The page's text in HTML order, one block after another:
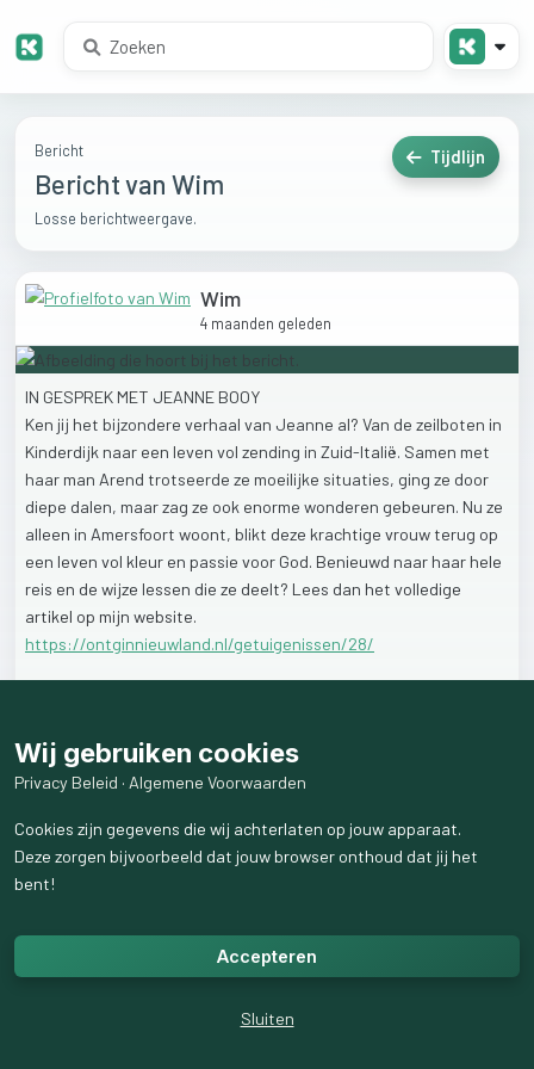
Bericht
Bericht van Wim
Losse berichtweergave.
Tijdlijn
Wim
4 maanden geleden
IN GESPREK MET JEANNE BOOY
Ken jij het bijzondere verhaal van Jeanne al? Van de zeilboten in
Kinderdijk naar een leven vol zending in Zuid-Italië. Samen met
haar man Arend trotseerde ze moeilijke situaties, ging ze door
diepe dalen, maarzag ze ook enorme wonderen gebeuren. Nu ze
alleen in Amersfoort woont, blikt deze krachtige vrouw terug op
een leven vol kleur en passie voor God. Benieuwd naar haar hele
reis en de wijze lessen die ze deelt? Lees dan het volledige
artikel op mijn website.
https://ontginnieuwland.nl/getuigenissen/28/
Wij gebruiken cookies
Privacy Beleid · Algemene Voorwaarden
Cookies zijn gegevens die wij achterlaten op jouw apparaat.
Deze zorgen bijvoorbeeld dat jouw browser onthoud dat jij het
bent!
Accepteren
Sluiten